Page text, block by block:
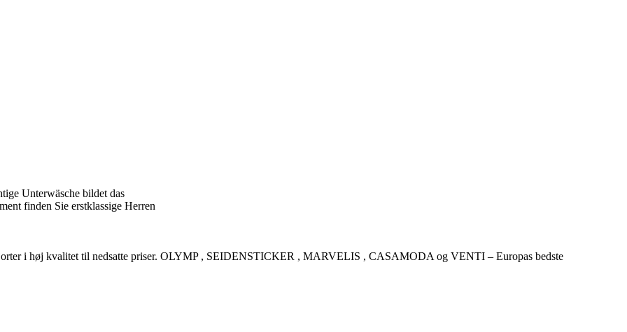
Unterwäsche bildet das
finden Sie erstklassige Herren
i høj kvalitet til nedsatte priser. OLYMP , SEIDENSTICKER , MARVELIS , CASAMODA og VENTI – Europas bedste